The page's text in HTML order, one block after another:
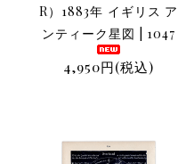
R）1883年 イギリス ア
ンティーク星図 | 1047
4,950円(税込)